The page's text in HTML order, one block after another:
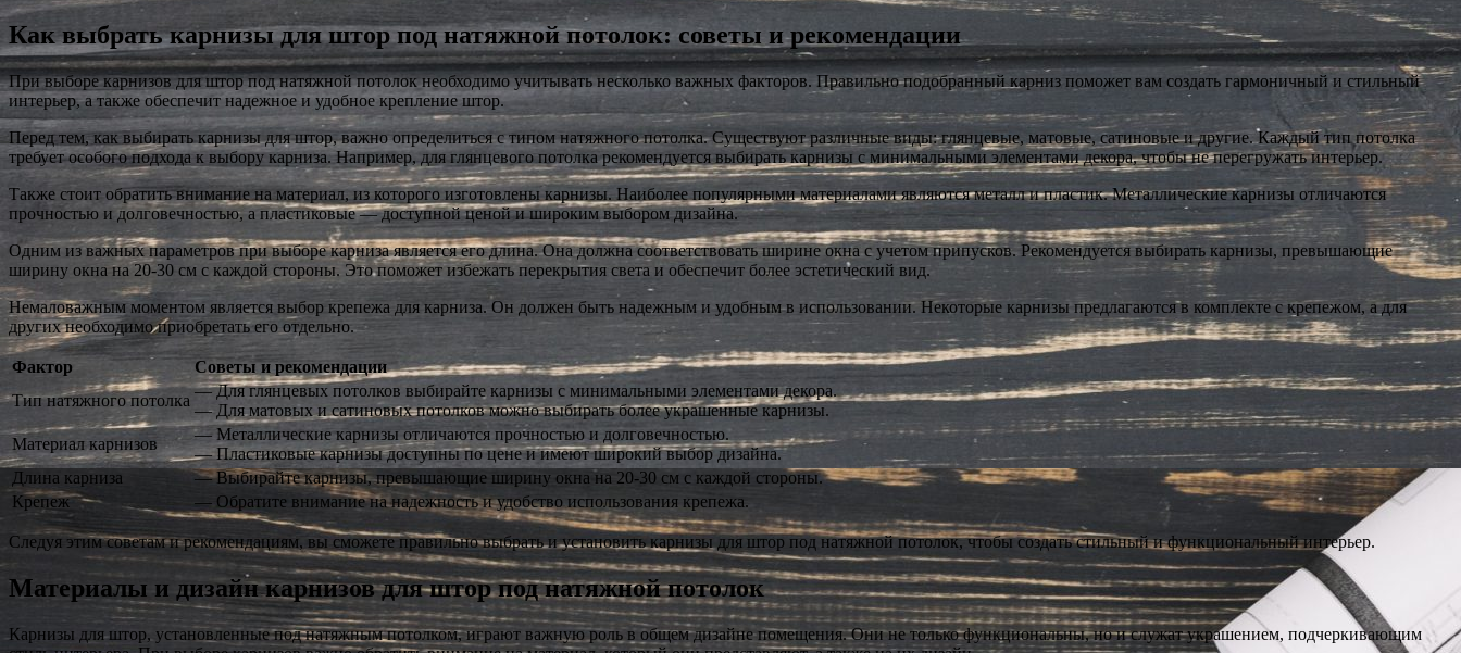
Как выбрать карнизы для штор под натяжной потолок: советы и рекомендации
При выборе карнизов для штор под натяжной потолок необходимо учитывать несколько важных факторов. Правильно подобранный карниз поможет вам создать гармоничный и стильный
интерьер, а также обеспечит надежное и удобное крепление штор.
Перед тем, как выбирать карнизы для штор, важно определиться с типом натяжного потолка. Существуют различные виды: глянцевые, матовые, сатиновые и другие. Каждый тип потолка
требует особого подхода к выбору карниза. Например, для глянцевого потолка рекомендуется выбирать карнизы с минимальными элементами декора, чтобы не перегружать интерьер.
Также стоит обратить внимание на материал, из которого изготовлены карнизы. Наиболее популярными материалами являются металл и пластик. Металлические карнизы отличаются
прочностью и долговечностью, а пластиковые — доступной ценой и широким выбором дизайна.
Одним из важных параметров при выборе карниза является его длина. Она должна соответствовать ширине окна с учетом припусков. Рекомендуется выбирать карнизы, превышающие
ширину окна на 20-30 см с каждой стороны. Это поможет избежать перекрытия света и обеспечит более эстетический вид.
Немаловажным моментом является выбор крепежа для карниза. Он должен быть надежным и удобным в использовании. Некоторые карнизы предлагаются в комплекте с крепежом, а для
других необходимо приобретать его отдельно.
Фактор
Советы и рекомендации
Тип натяжного потолка
— Для глянцевых потолков выбирайте карнизы с минимальными элементами декора.
— Для матовых и сатиновых потолков можно выбирать более украшенные карнизы.
Материал карнизов
— Металлические карнизы отличаются прочностью и долговечностью.
— Пластиковые карнизы доступны по цене и имеют широкий выбор дизайна.
Длина карниза
— Выбирайте карнизы, превышающие ширину окна на 20-30 см с каждой стороны.
Крепеж
— Обратите внимание на надежность и удобство использования крепежа.
Следуя этим советам и рекомендациям, вы сможете правильно выбрать и установить карнизы для штор под натяжной потолок, чтобы создать стильный и функциональный интерьер.
Материалы и дизайн карнизов для штор под натяжной потолок
Карнизы для штор, установленные под натяжным потолком, играют важную роль в общем дизайне помещения. Они не только функциональны, но и служат украшением, подчеркивающим